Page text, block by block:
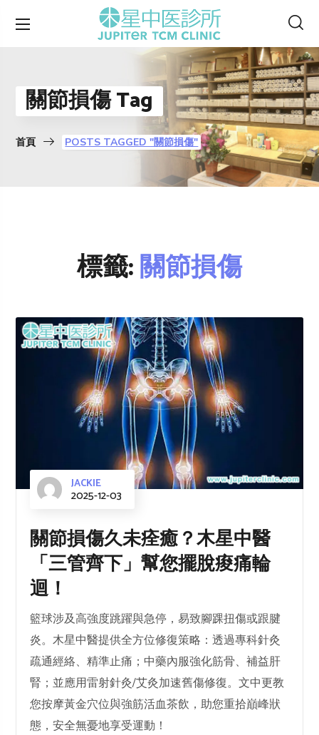
關節損傷 Tag
首頁 POSTS TAGGED "關節損傷"
標籤:關節損傷
JACKIE
2025-12-03
關節損傷久未痊癒？木星中醫
「三管齊下」幫您擺脫痠痛輪
迴！
籃球涉及高強度跳躍與急停，易致腳踝扭傷或跟腱
炎。木星中醫提供全方位修復策略：透過專科針灸
疏通經絡、精準止痛；中藥內服強化筋骨、補益肝
腎；並應用雷射針灸/艾灸加速舊傷修復。文中更教
您按摩黃金穴位與強筋活血茶飲，助您重拾巔峰狀
態，安全無憂地享受運動！